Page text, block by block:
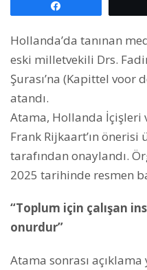
Hollanda’da tanınan
eski milletvekili Drs.
Şurası’na (Kapittel voor
atandı.
Atama, Hollanda İçişleri
Frank Rijkaart’ın
tarafından onaylandı.
2025 tarihinde resmen
“Toplum için çalışan
onurdur”
Atama sonrası